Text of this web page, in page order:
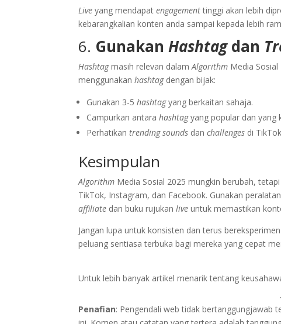
Liveyang mendapatengagementtinggi akan lebih
kebarangkalian konten anda sampai kepada lebih
6. GunakanHashtagdan
Hashtagmasih relevan dalamAlgorithm Media
menggunakanhashtag dengan bijak:
Gunakan 3-5hashtagyang berkaitan sahaja.
Campurkan antarahashtagyang popular dan yang
Perhatikantrending sounds danchallenges di
Kesimpulan
Algorithm Media Sosial 2025 mungkin berubah,
TikTok, Instagram, dan Facebook. Gunakan
affiliate dan buku rujukanliveuntuk memastikan
Jangan lupa untuk konsisten dan terus
peluang sentiasa terbuka bagi mereka yang cepat
Untuk lebih banyak artikel menarik tentang
Penafian: Pengendali web tidak bertanggungjawab